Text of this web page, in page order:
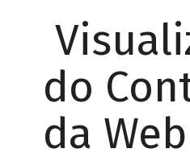
do
da Web